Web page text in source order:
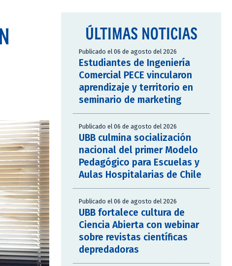
ÚLTIMAS NOTICIAS
Publicado el 06 de agosto del 2026
Estudiantes de Ingeniería
Comercial PECE vincularon
aprendizaje y territorio en
seminario de marketing
Publicado el 06 de agosto del 2026
UBB culmina socialización
nacional del primer Modelo
Pedagógico para Escuelas y
Aulas Hospitalarias de Chile
Publicado el 06 de agosto del 2026
UBB fortalece cultura de
Ciencia Abierta con webinar
sobre revistas científicas
depredadoras